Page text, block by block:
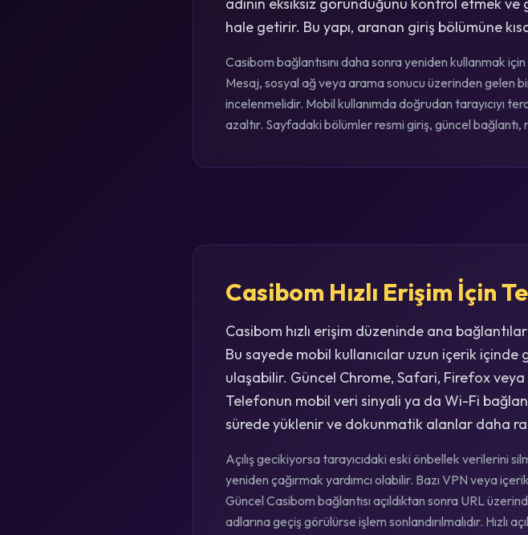
hale getirir. Bu yapı, aranan giriş bölümüne
Casibom bağlantısını daha sonra yeniden kullanmak
Mesaj, sosyal ağ veya arama sonucu üzerinden gelen
incelenmelidir. Mobil kullanımda doğrudan tarayıcıyı
azaltır. Sayfadaki bölümler resmi giriş, güncel bağlantı,
Casibom Hızlı Erişim İçin
Casibom hızlı erişim düzeninde ana
Bu sayede mobil kullanıcılar uzun içerik
ulaşabilir. Güncel Chrome, Safari, Firefox
Telefonun mobil veri sinyali ya da Wi-Fi
sürede yüklenir ve dokunmatik alanlar daha
Açılış gecikiyorsa tarayıcıdaki eski önbellek verilerini
yeniden çağırmak yardımcı olabilir. Bazı VPN veya
Güncel Casibom bağlantısı açıldıktan sonra URL
adlarına geçiş görülürse işlem sonlandırılmalıdır. Hızlı